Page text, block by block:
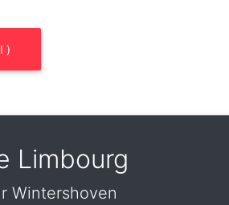
)
Limbourg
Wintershoven